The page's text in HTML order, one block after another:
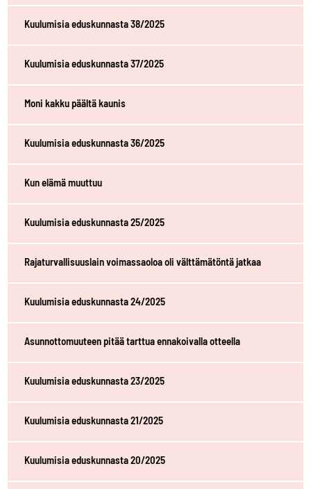
Kuulumisia eduskunnasta 38/2025
Kuulumisia eduskunnasta 37/2025
Moni kakku päältä kaunis
Kuulumisia eduskunnasta 36/2025
Kun elämä muuttuu
Kuulumisia eduskunnasta 25/2025
Rajaturvallisuuslain voimassaoloa oli välttämätöntä jatkaa
Kuulumisia eduskunnasta 24/2025
Asunnottomuuteen pitää tarttua ennakoivalla otteella
Kuulumisia eduskunnasta 23/2025
Kuulumisia eduskunnasta 21/2025
Kuulumisia eduskunnasta 20/2025